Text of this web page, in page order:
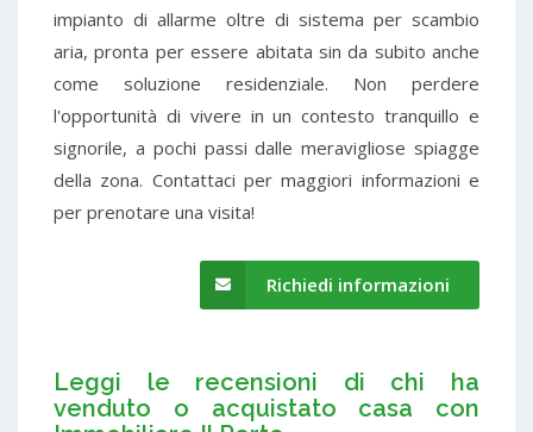
impianto di allarme oltre di sistema per scambio
aria, pronta per essere abitata sin da subito anche
come soluzione residenziale. Non perdere
l'opportunità di vivere in un contesto tranquillo e
signorile, a pochi passi dalle meravigliose spiagge
della zona. Contattaci per maggiori informazioni e
per prenotare una visita!
Richiedi informazioni
Leggi le recensioni di chi ha
venduto o acquistato casa con